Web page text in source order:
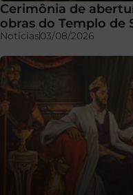
Cerimônia de
obras do Templo de
Notícias03/08/2026